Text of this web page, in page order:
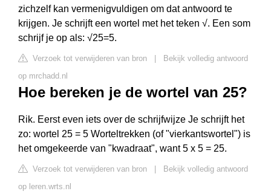
zichzelf kan vermenigvuldigen om dat antwoord te
krijgen. Je schrijft een wortel met het teken √. Een som
schrijf je op als: √25=5.
Verzoek tot verwijderen van bron
Bekijk volledig antwoord
op mrchadd.nl
Hoe bereken je de wortel van 25?
Rik. Eerst even iets over de schrijfwijze Je schrijft het
zo: wortel 25 = 5 Worteltrekken (of "vierkantswortel") is
het omgekeerde van "kwadraat", want 5 x 5 = 25.
Verzoek tot verwijderen van bron
Bekijk volledig antwoord
op leren.wrts.nl